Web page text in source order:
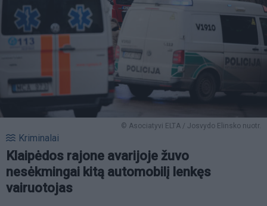
© Asociatyvi ELTA / Josvydo Elinsko nuotr.
Kriminalai
Klaipėdos rajone avarijoje žuvo
nesėkmingai kitą automobilį lenkęs
vairuotojas